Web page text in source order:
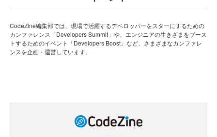
CodeZine編集部では、現場で活躍するデベロッパーをスターにするための
カンファレンス「Developers Summit」や、エンジニアの生きざまをブース
トするためのイベント「Developers Boost」など、さまざまなカンファレ
ンスを企画・運営しています。